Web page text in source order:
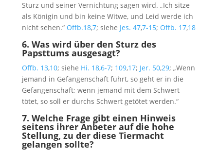
Sturz und seiner Vernichtung sagen wird. „Ich sitze
als Königin und bin keine Witwe, und Leid werde ich
nicht sehen.“ Offb.18,7; siehe Jes. 47,7-15; Offb. 17,18
6. Was wird über den Sturz des
Papsttums ausgesagt?
Offb. 13,10; siehe Hi. 18,6-7; 109,17; Jer. 50,29; „Wenn
jemand in Gefangenschaft führt, so geht er in die
Gefangenschaft; wenn jemand mit dem Schwert
tötet, so soll er durchs Schwert getötet werden.“
7. Welche Frage gibt einen Hinweis
seitens ihrer Anbeter auf die hohe
Stellung, zu der diese Tiermacht
gelangen sollte?